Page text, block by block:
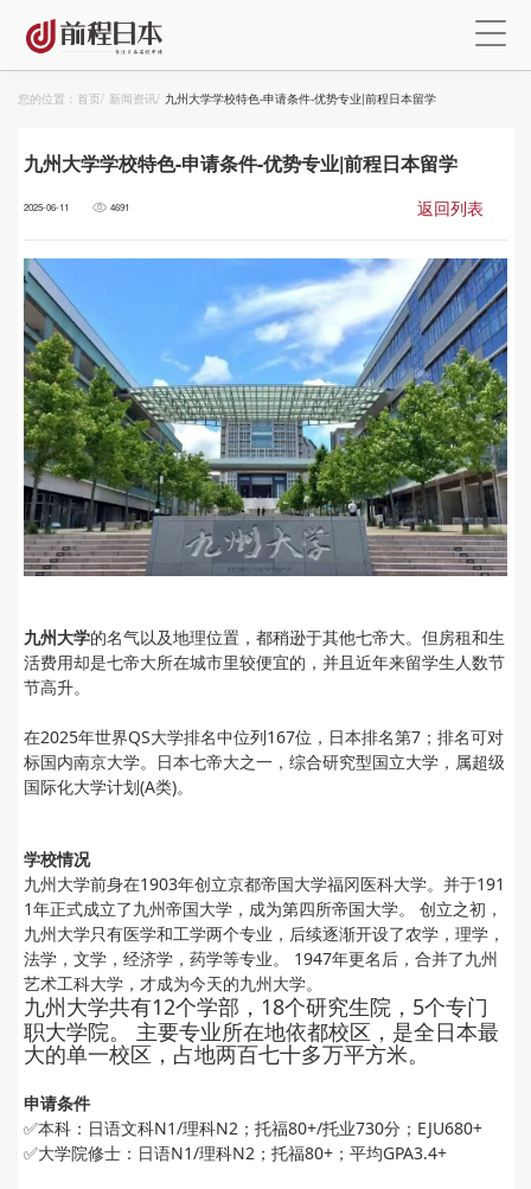
您的位置： 首页/ 新闻资讯/ 九州大学学校特色-申请条件-优势专业|前程日本留学
九州大学学校特色-申请条件-优势专业|前程日本留学
2025-06-11 4691 返回列表
九州大学的名气以及地理位置，都稍逊于其他七帝大。但房租和生
活费用却是七帝大所在城市里较便宜的，并且近年来留学生人数节
节高升。
在2025年世界QS大学排名中位列167位，日本排名第7；排名可对
标国内南京大学。
日本七帝大之一，综合研究型国立大学，属超级
国际化大学计划(A类)。
学校情况
九州大学前身在1903年创立京都帝国大学福冈医科大学。并于191
1年正式成立了九州帝国大学，成为第四所帝国大学。 创立之初，
九州大学只有医学和工学两个专业，后续逐渐开设了农学，理学，
法学，文学，经济学，药学等专业。 1947年更名后，合并了九州
艺术工科大学，才成为今天的九州大学。
九州大学共有12个学部，18个研究生院，5个专门
职大学院。 主要专业所在地依都校区，是全日本最
大的单一校区，占地两百七十多万平方米。
申请条件
✅本科：日语文科N1/理科N2；托福80+/托业730分；EJU680+
✅大学院修士：日语N1/理科N2；托福80+；平均GPA3.4+